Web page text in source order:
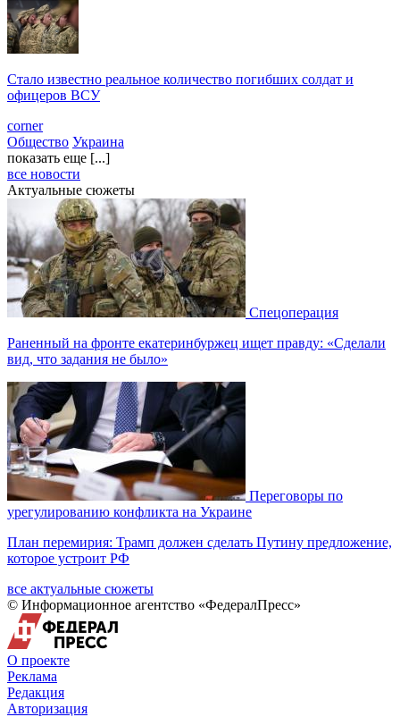
Стало известно реальное количество погибших солдат и
офицеров ВСУ
corner
Общество Украина
показать еще [...]
все новости
Актуальные сюжеты
Спецоперация
Раненный на фронте екатеринбуржец ищет правду: «Сделали
вид, что задания не было»
Переговоры по
урегулированию конфликта на Украине
План перемирия: Трамп должен сделать Путину предложение,
которое устроит РФ
все актуальные сюжеты
© Информационное агентство «ФедералПресс»
О проекте
Реклама
Редакция
Авторизация